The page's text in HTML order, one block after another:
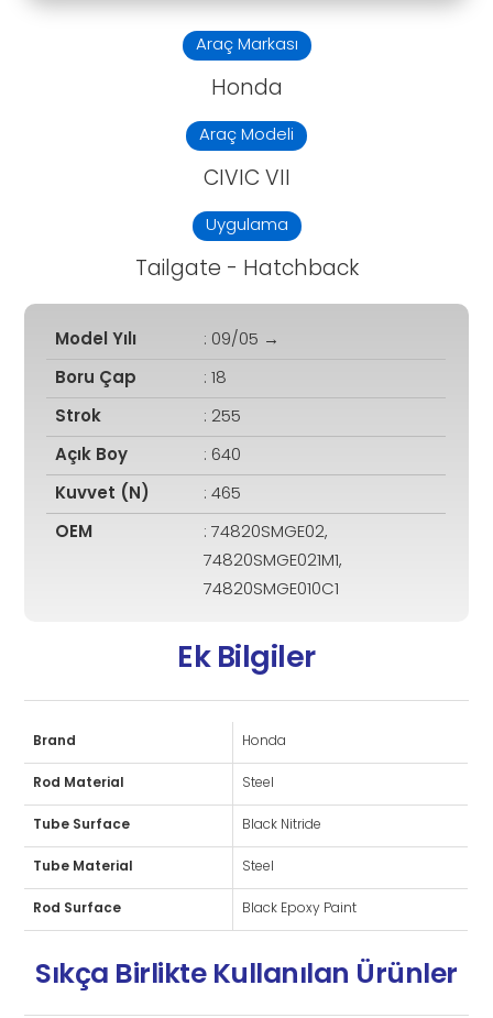
Araç Markası
Honda
Araç Modeli
CIVIC VII
Uygulama
Tailgate - Hatchback
Model Yılı : 09/05 →
Boru Çap : 18
Strok : 255
Açık Boy : 640
Kuvvet (N) : 465
OEM
: 74820SMGE02,
74820SMGE021M1,
74820SMGE010C1
Ek Bilgiler
Brand Honda
Rod Material Steel
Tube Surface Black Nitride
Tube Material Steel
Rod Surface Black Epoxy Paint
Sıkça Birlikte Kullanılan Ürünler